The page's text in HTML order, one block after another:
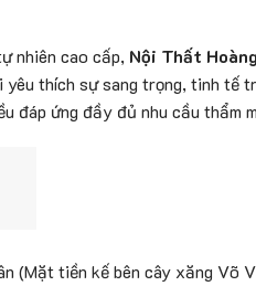
nhiên cao cấp, Nội Thất
yêu thích sự sang trọng, tinh tế
đáp ứng đầy đủ nhu cầu thẩm
(Mặt tiền kế bên cây xăng Võ